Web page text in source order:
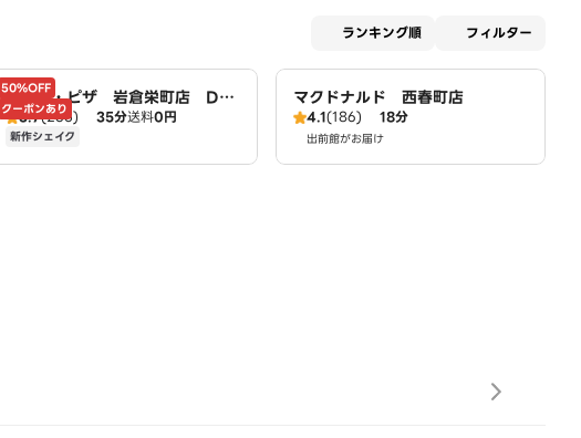
ランキング順 フィルター
50%OFF
クーポンあり
ドミノ・ピザ 岩倉栄町店 Do
mino's
3.7(235) 35分送料0円
新作シェイク
マクドナルド 西春町店
4.1(186) 18分
出前館がお届け